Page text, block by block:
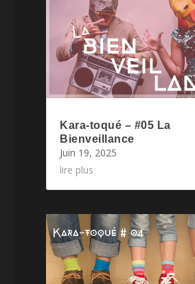
Kara-toqué – #05 La
Bienveillance
Juin 19, 2025
lire plus